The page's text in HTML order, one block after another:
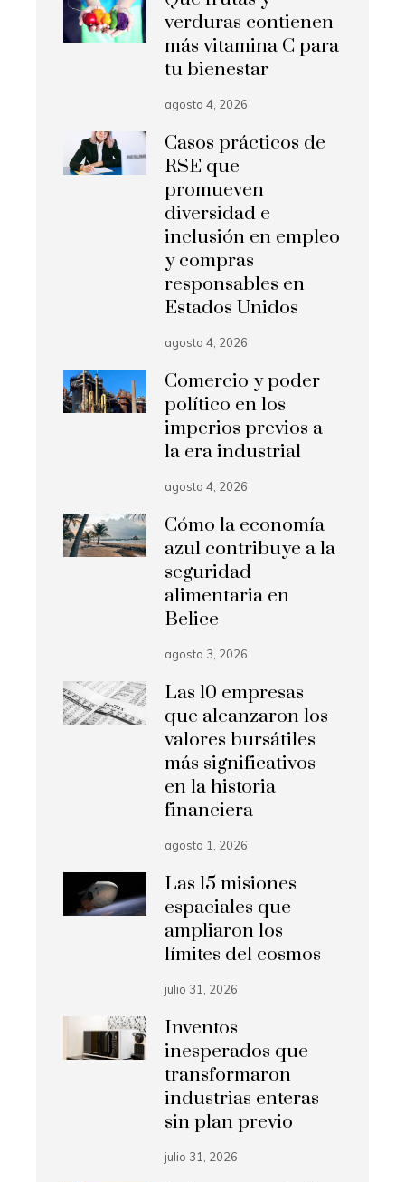
verduras contienen
más vitamina C para
tu bienestar
agosto 4, 2026
Casos prácticos de
RSE que
promueven
diversidad e
inclusión en empleo
y compras
responsables en
Estados Unidos
agosto 4, 2026
Comercio y poder
político en los
imperios previos a
la era industrial
agosto 4, 2026
Cómo la economía
azul contribuye a la
seguridad
alimentaria en
Belice
agosto 3, 2026
Las 10 empresas
que alcanzaron los
valores bursátiles
más significativos
en la historia
financiera
agosto 1, 2026
Las 15 misiones
espaciales que
ampliaron los
límites del cosmos
julio 31, 2026
Inventos
inesperados que
transformaron
industrias enteras
sin plan previo
julio 31, 2026